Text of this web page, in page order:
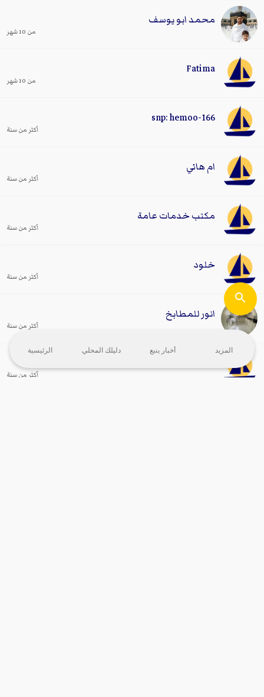
محمد ابو يوسف
من 10 شهر
Fatima
من 10 شهر
snp: hemoo-166
أكثر من سنة
ام هاني
أكثر من سنة
مكتب خدمات عامة
أكثر من سنة
خلود
أكثر من سنة
انور للمطابخ
أكثر من سنة
أكثر من سنة
الرئيسية دليلك المحلي أخبار ينبع المزيد